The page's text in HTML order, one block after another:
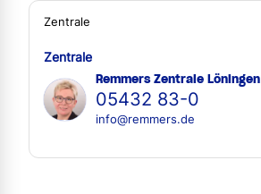
Zentrale
Zentrale
Remmers Zentrale Löningen
05432 83-0
info@remmers.de